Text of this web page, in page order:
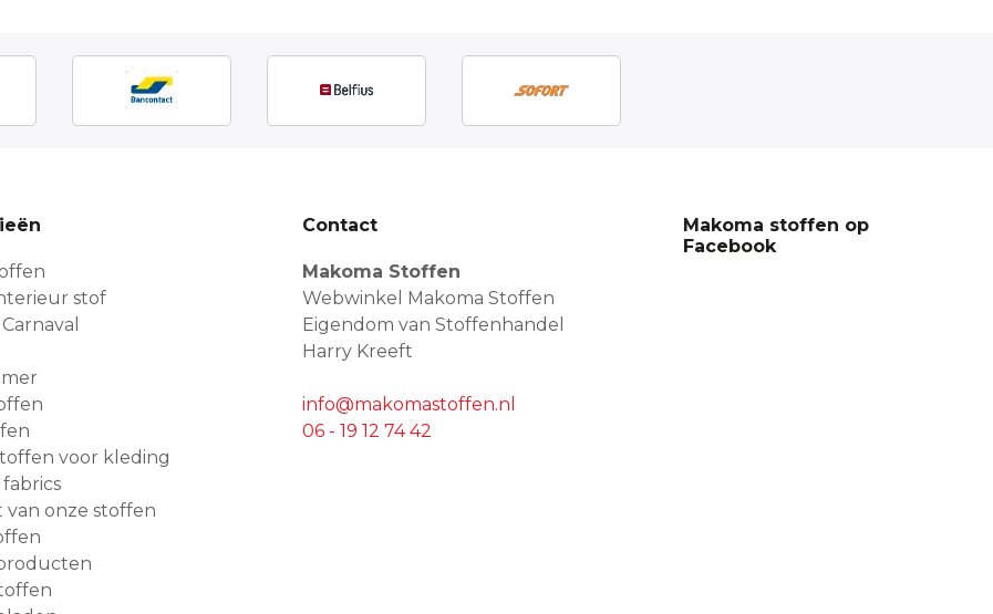
stof
voor kleding
van onze stoffen
Contact
Makoma Stoffen
Webwinkel Makoma Stoffen
Eigendom van Stoffenhandel
Harry Kreeft
info@makomastoffen.nl
06 - 19 12 74 42
Makoma stoffen op
Facebook